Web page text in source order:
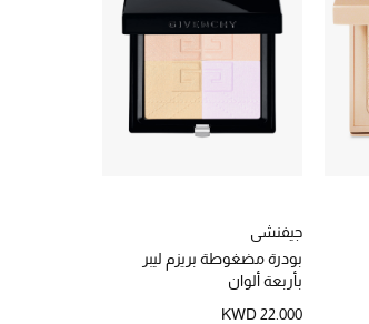
جيفنشي
بودرة مضغوطة بريزم ليبر
بأربعة ألوان
KWD 22.000